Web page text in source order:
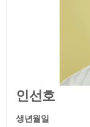
인선호
생년월일